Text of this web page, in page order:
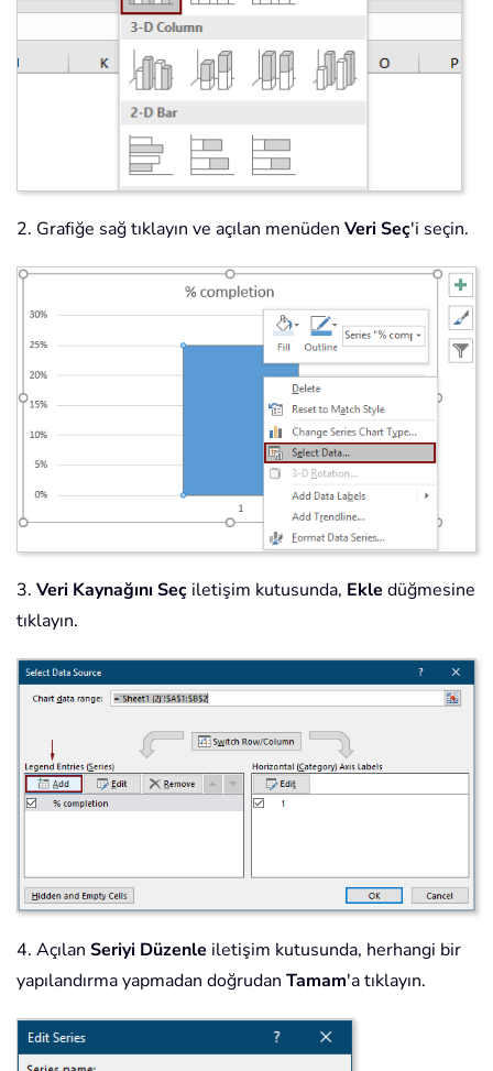
2. Grafiğe sağ tıklayın ve açılan menüden Veri Seç'i seçin.
3. Veri Kaynağını Seç iletişim kutusunda, Ekle düğmesine
tıklayın.
4. Açılan Seriyi Düzenle iletişim kutusunda, herhangi bir
yapılandırma yapmadan doğrudan Tamam'a tıklayın.